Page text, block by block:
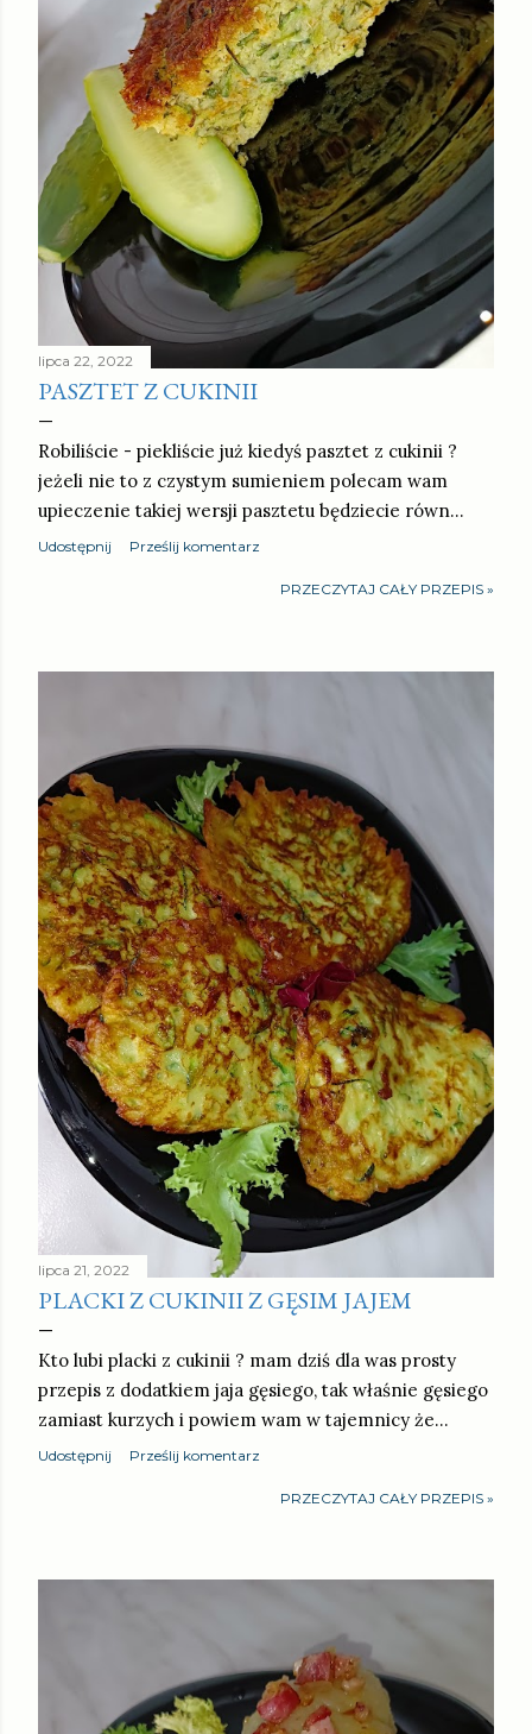
lipca 22, 2022
PASZTET Z CUKINII
Robiliście - piekliście już kiedyś pasztet z cukinii ?
jeżeli nie to z czystym sumieniem polecam wam
upieczenie takiej wersji pasztetu będziecie równ…
Udostępnij Prześlij komentarz
PRZECZYTAJ CAŁY PRZEPIS »
lipca 21, 2022
PLACKI Z CUKINII Z GĘSIM JAJEM
Kto lubi placki z cukinii ? mam dziś dla was prosty
przepis z dodatkiem jaja gęsiego, tak właśnie gęsiego
zamiast kurzych i powiem wam w tajemnicy że…
Udostępnij Prześlij komentarz
PRZECZYTAJ CAŁY PRZEPIS »